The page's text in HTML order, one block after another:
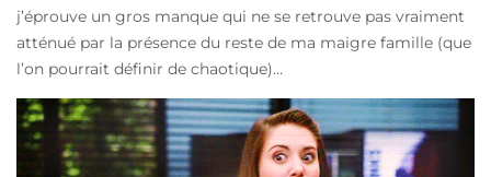
j’éprouve un gros manque qui ne se retrouve pas vraiment
atténué par la présence du reste de ma maigre famille (que
l’on pourrait définir de chaotique)…